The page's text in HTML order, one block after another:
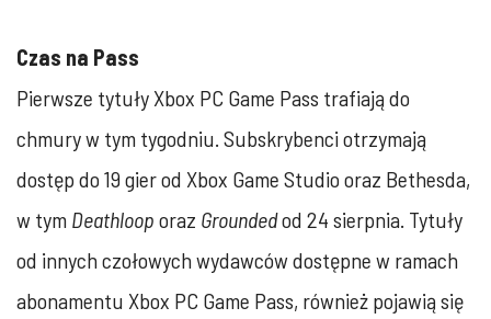
Czas na Pass
Pierwsze tytuły Xbox PC Game Pass trafiają do
chmury w tym tygodniu. Subskrybenci otrzymają
dostęp do 19 gier od Xbox Game Studio oraz Bethesda,
w tym Deathloop oraz Groundedod 24 sierpnia. Tytuły
od innych czołowych wydawców dostępne w ramach
abonamentu Xbox PC Game Pass, również pojawią się